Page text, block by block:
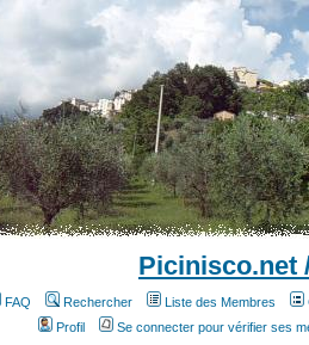
Picinisco.net
FAQ Rechercher Liste des Membres
Profil
Se connecter pour vérifier ses